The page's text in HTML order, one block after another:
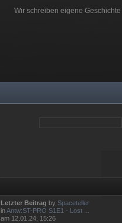
Wir schreiben eigene Geschichte
Letzter Beitrag by Spaceteller
inAntw:ST-PRO S1E1 - Lost ...
am 12.01.24, 15:26